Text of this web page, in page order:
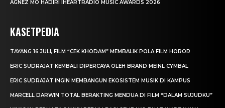
AGNEZ MO HADIRI IHEARTRADIO MUSIC AWARDS 2026
KASETPEDIA
TAYANG 16 JULI, FILM “CEK KHODAM” MEMBALIK POLA FILM HOROR
ERIC SUDRAJAT KEMBALI DIPERCAYA OLEH BRAND MEINL CYMBAL
ERIC SUDRAJAT INGIN MEMBANGUN EKOSISTEM MUSIK DI KAMPUS
MARCELL DARWIN TOTAL BERAKTING MENDUA DI FILM “DALAM SUJUDKU”